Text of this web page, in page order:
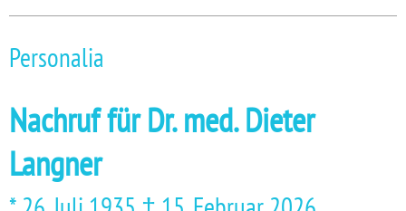
Personalia
Nachruf für Dr. med. Dieter
Langner